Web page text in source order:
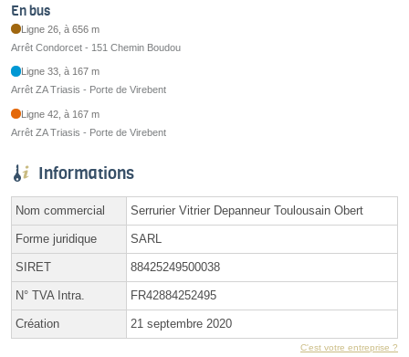
En bus
Ligne 26, à 656 m
Arrêt Condorcet - 151 Chemin Boudou
Ligne 33, à 167 m
Arrêt ZA Triasis - Porte de Virebent
Ligne 42, à 167 m
Arrêt ZA Triasis - Porte de Virebent
Informations
Nom commercial Serrurier Vitrier Depanneur Toulousain Obert
Forme juridique SARL
SIRET 88425249500038
N° TVA Intra. FR42884252495
Création 21 septembre 2020
C'est votre entreprise ?